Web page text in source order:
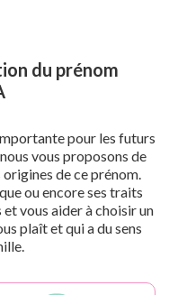
du prénom
pour les futurs
vous proposons de
de ce prénom.
ou encore ses traits
vous aider à choisir un
plaît et qui a du sens